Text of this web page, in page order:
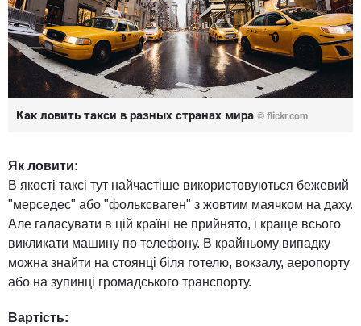
Как ловить такси в разных странах мира © flickr.com
Як ловити:
В якості таксі тут найчастіше використовуються бежевий
"мерседес" або "фольксваген" з жовтим маячком на даху.
Але галасувати в цій країні не прийнято, і краще всього
викликати машину по телефону. В крайньому випадку
можна знайти на стоянці біля готелю, вокзалу, аеропорту
або на зупинці громадського транспорту.
Вартість: